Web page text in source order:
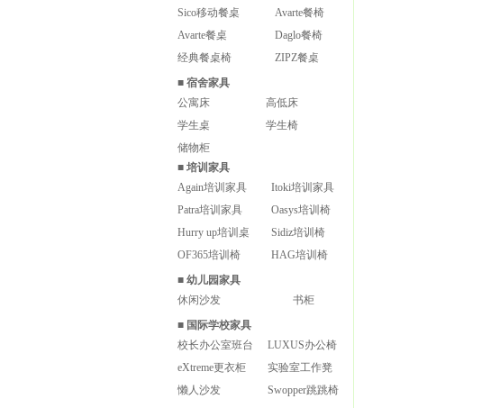
Sico移动餐桌
Avarte餐椅
Avarte餐桌
Daglo餐椅
经典餐桌椅
ZIPZ餐桌
■ 宿舍家具
公寓床
高低床
学生桌
学生椅
储物柜
■ 培训家具
Again培训家具
Itoki培训家具
Patra培训家具
Oasys培训椅
Hurry up培训桌
Sidiz培训椅
OF365培训椅
HAG培训椅
■ 幼儿园家具
休闲沙发
书柜
■ 国际学校家具
校长办公室班台
LUXUS办公椅
eXtreme更衣柜
实验室工作凳
懒人沙发
Swopper跳跳椅